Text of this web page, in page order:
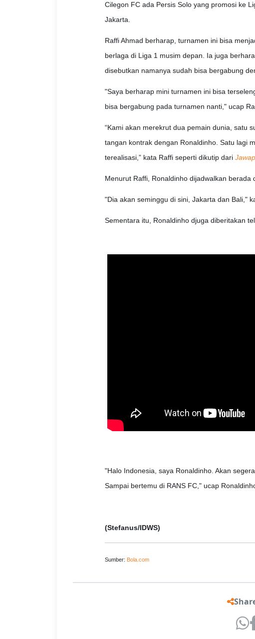
Cilegon FC ada Persis Solo yang promosi ke
Jakarta.
Raffi Ahmad berharap, turnamen ini bisa
berlaga di Liga 1 musim depan. Ia juga
disebutkan namanya sudah bisa bergabung
"Saya berharap mini turnamen ini bisa
bisa bergabung pada turnamen nanti," ucap
“Kami akan merekrut dua pemain dunia, satu
tangan kontrak dengan Ronaldinho. Satu lagi
terealisasi,” kata Raffi seperti dikutip dari
Menurut Raffi, Ronaldinho dijadwalkan berada
"Dia akan seminggu di sini, Jakarta dan Bali,"
Sementara itu, Ronaldinho djuga diberitakan
"Halo Indonesia, saya Ronaldinho. Akan
Sampai bertemu di RANS FC," ucap
(Stefanus/IDWS)
Sumber: Bola.com